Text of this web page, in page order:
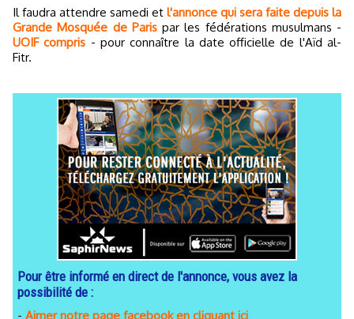
Il faudra attendre samedi et l'annonce qui sera faite depuis la
Grande Mosquée de Parispar les fédérations musulmans -
UOIF compris - pour connaître la date officielle de l'Aïd al-
Fitr.
Pour être informé en direct de l'annonce, vous avez la
possibilité de :
Aimer notre page facebook en cliquant ici